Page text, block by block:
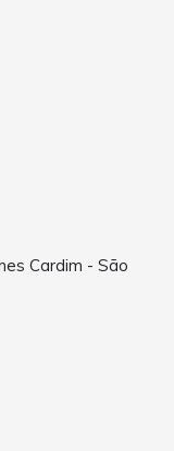
Cardim - São